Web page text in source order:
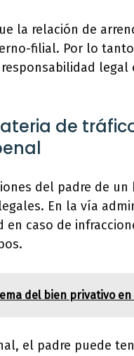
la relación de
filial. Por lo
de
del padre de un
En la vía
caso de
del bien privativo
el padre puede